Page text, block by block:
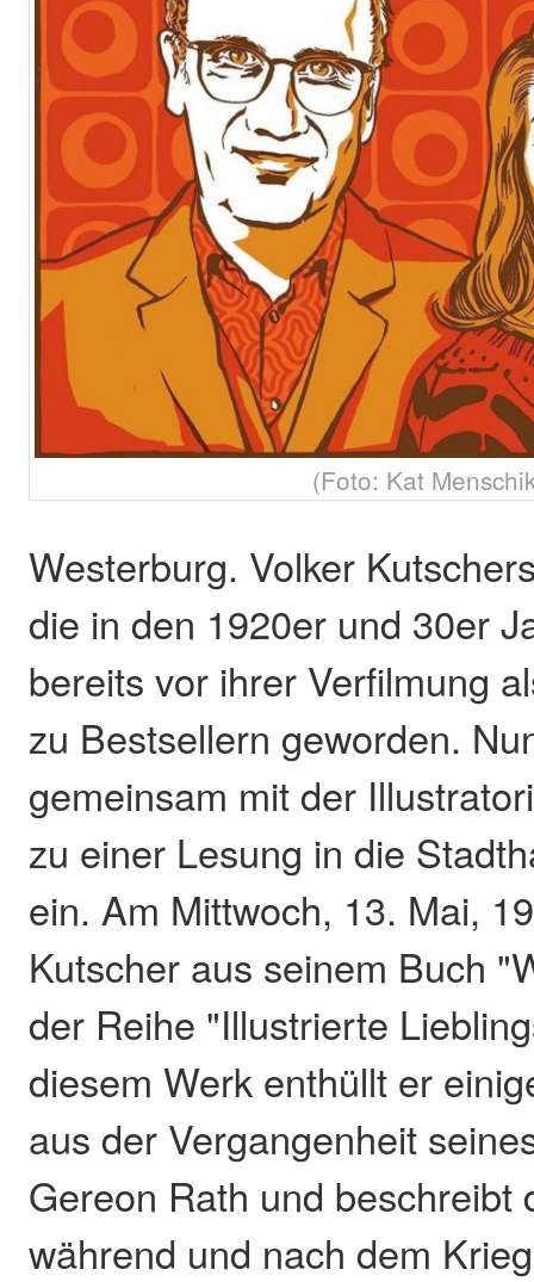
(Foto: Kat
Westerburg. Volker
die in den 1920er und 30er
bereits vor ihrer Verfilmung
zu Bestsellern geworden.
gemeinsam mit der
zu einer Lesung in die
ein. Am Mittwoch, 13. Mai,
Kutscher aus seinem Buch
der Reihe "Illustrierte
diesem Werk enthüllt er
aus der Vergangenheit
Gereon Rath und beschreibt
während und nach dem